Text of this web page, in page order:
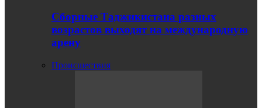
Сборные Таджикистана разных
возрастов выходят на международную
арену
Происшествия